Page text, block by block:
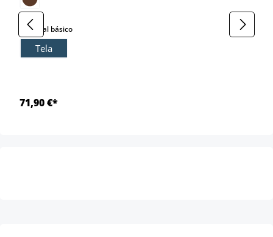
Material básicoselect
Tela
71,90 €*